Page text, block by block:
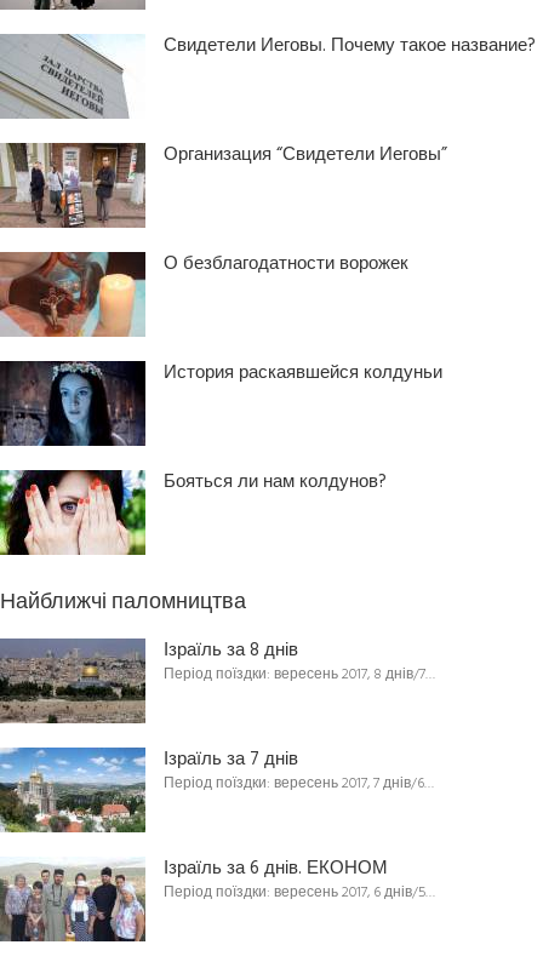
Свидетели Иеговы. Почему такое название?
Организация “Свидетели Иеговы”
О безблагодатности ворожек
История раскаявшейся колдуньи
Бояться ли нам колдунов?
Найближчі паломництва
Ізраїль за 8 днів
Період поїздки: вересень 2017, 8 днів/7…
Ізраїль за 7 днів
Період поїздки: вересень 2017, 7 днів/6…
Ізраїль за 6 днів. ЕКОНОМ
Період поїздки: вересень 2017, 6 днів/5…